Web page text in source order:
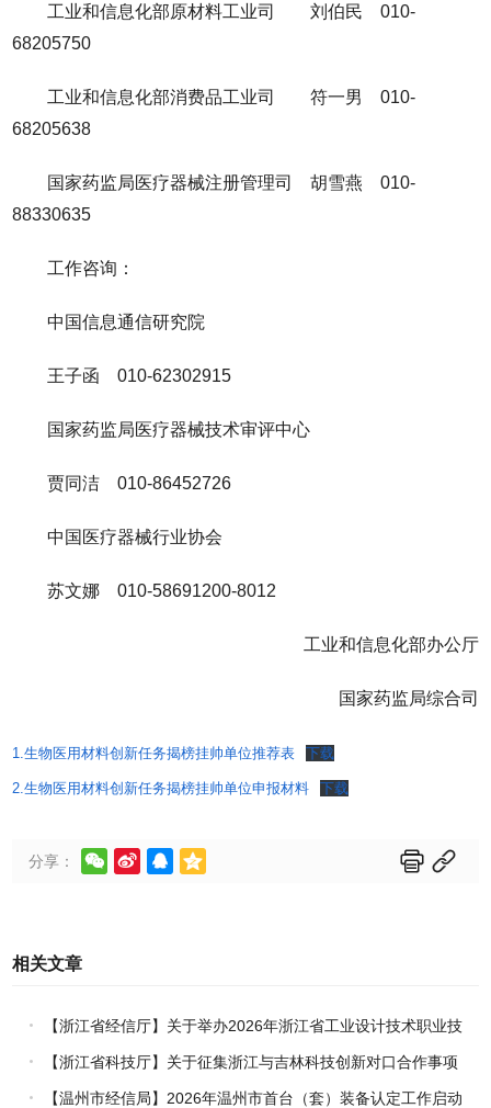
工业和信息化部原材料工业司 刘伯民 010-
68205750
工业和信息化部消费品工业司 符一男 010-
68205638
国家药监局医疗器械注册管理司 胡雪燕 010-
88330635
工作咨询：
中国信息通信研究院
王子函 010-62302915
国家药监局医疗器械技术审评中心
贾同洁 010-86452726
中国医疗器械行业协会
苏文娜 010-58691200-8012
工业和信息化部办公厅
国家药监局综合司
1.生物医用材料创新任务揭榜挂帅单位推荐表 下载
2.生物医用材料创新任务揭榜挂帅单位申报材料 下载
分享：      
相关文章
【浙江省经信厅】关于举办2026年浙江省工业设计技术职业技
能竞赛的通知
【浙江省科技厅】关于征集浙江与吉林科技创新对口合作事项
的通知【温州市经信局】2026年温州市首台（套）装备认定工作启动